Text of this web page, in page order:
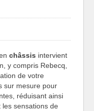
châssis intervient
y compris Rebecq,
de votre
sur mesure pour
réduisant ainsi
sensations de